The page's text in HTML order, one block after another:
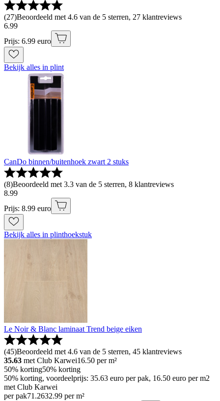
(27)Beoordeeld met 4.6 van de 5 sterren, 27 klantreviews
6.99
Prijs: 6.99 euro
Bekijk alles in plint
CanDo binnen/buitenhoek zwart 2 stuks
(8)Beoordeeld met 3.3 van de 5 sterren, 8 klantreviews
8.99
Prijs: 8.99 euro
Bekijk alles in plinthoekstuk
Le Noir & Blanc laminaat Trend beige eiken
(45)Beoordeeld met 4.6 van de 5 sterren, 45 klantreviews
35.63 met Club Karwei16.50 per m²
50% korting50% korting
50% korting, voordeelprijs: 35.63 euro per pak, 16.50 euro per m2
met Club Karwei
per pak71.2632.99 per m²